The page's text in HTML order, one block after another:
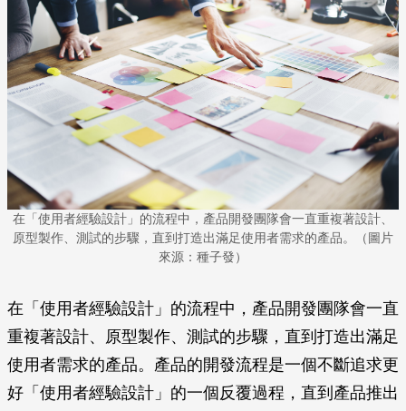
在「使用者經驗設計」的流程中，產品開發團隊會一直重複著設計、
原型製作、測試的步驟，直到打造出滿足使用者需求的產品。（圖片
來源：種子發）
在「使用者經驗設計」的流程中，產品開發團隊會一直
重複著設計、原型製作、測試的步驟，直到打造出滿足
使用者需求的產品。產品的開發流程是一個不斷追求更
好「使用者經驗設計」的一個反覆過程，直到產品推出